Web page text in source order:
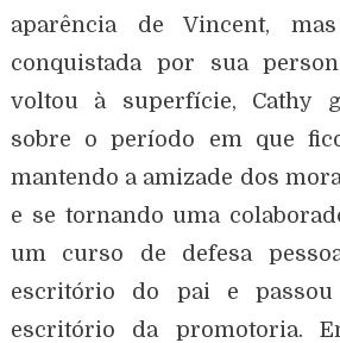
aparência de Vincent,
conquistada por sua
voltou à superfície, Cathy
sobre o período em que
mantendo a amizade dos
e se tornando uma
um curso de defesa
escritório do pai e
escritório da promotoria.